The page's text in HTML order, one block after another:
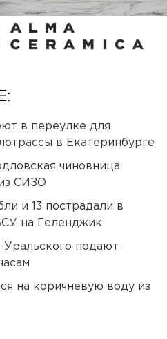
в переулке для
в Екатеринбурге
чиновница
СИЗО
и 13 пострадали в
на Геленджик
подают
на коричневую воду из